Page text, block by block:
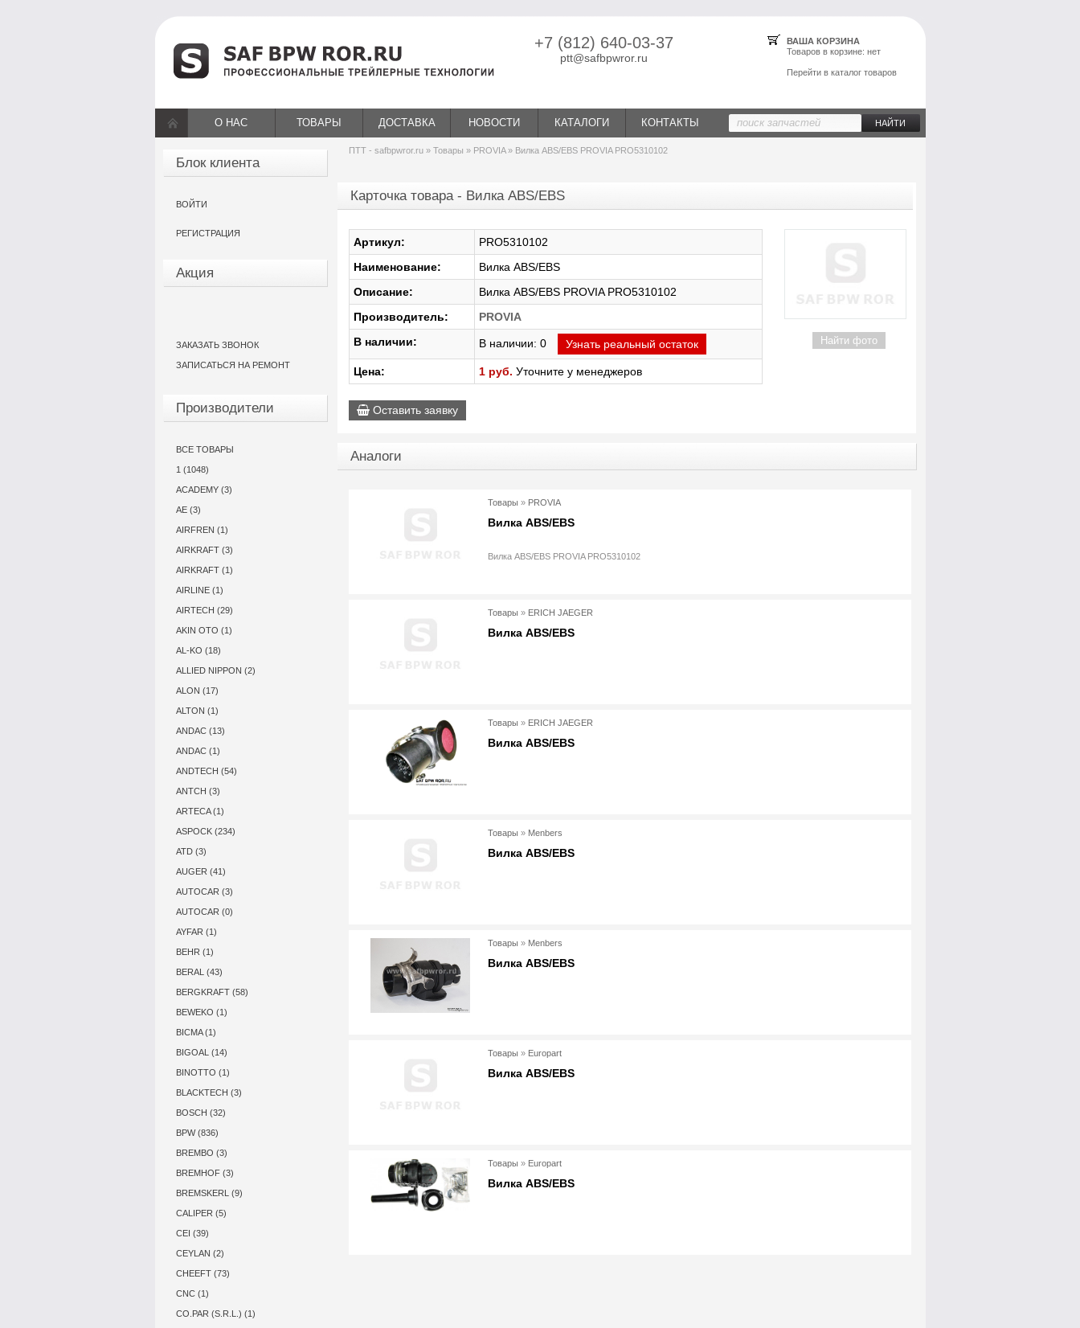
+7 (812) 640-03-37
ptt@safbpwror.ru
ВАША КОРЗИНА
Товаров в корзине: нет
Перейти в каталог товаров
О НАС ТОВАРЫ ДОСТАВКА НОВОСТИ КАТАЛОГИ КОНТАКТЫ
Блок клиента
ВОЙТИ
РЕГИСТРАЦИЯ
Акция
ЗАКАЗАТЬ ЗВОНОК
ЗАПИСАТЬСЯ НА РЕМОНТ
Производители
ВСЕ ТОВАРЫ
1 (1048)
ACADEMY (3)
AE (3)
AIRFREN (1)
AIRKRAFT (3)
AIRKRAFT (1)
AIRLINE (1)
AIRTECH (29)
AKIN OTO (1)
AL-KO (18)
ALLIED NIPPON (2)
ALON (17)
ALTON (1)
ANDAC (13)
ANDAC (1)
ANDTECH (54)
ANTCH (3)
ARTECA (1)
ASPOCK (234)
ATD (3)
AUGER (41)
AUTOCAR (3)
AUTOCAR (0)
AYFAR (1)
BEHR (1)
BERAL (43)
BERGKRAFT (58)
BEWEKO (1)
BICMA (1)
BIGOAL (14)
BINOTTO (1)
BLACKTECH (3)
BOSCH (32)
BPW (836)
BREMBO (3)
BREMHOF (3)
BREMSKERL (9)
CALIPER (5)
CEI (39)
CEYLAN (2)
CHEEFT (73)
CNC (1)
CO.PAR (S.R.L.) (1)
ПТТ - safbpwror.ru» Товары » PROVIA» Вилка ABS/EBS PROVIA PRO5310102
Карточка товара - Вилка ABS/EBS
Артикул:
PRO5310102
Наименование:
Вилка ABS/EBS
Описание:
Вилка ABS/EBS PROVIA PRO5310102
Производитель:
PROVIA
В наличии:
В наличии: 0 Узнать реальный остаток
Цена: 1 руб. Уточните у менеджеров
Оставить заявку
Найти фото
Аналоги
Товары » PROVIA
Вилка ABS/EBS
Вилка ABS/EBS PROVIA PRO5310102
Товары » ERICH JAEGER
Вилка ABS/EBS
Товары » ERICH JAEGER
Вилка ABS/EBS
Товары » Menbers
Вилка ABS/EBS
Товары » Menbers
Вилка ABS/EBS
Товары » Europart
Вилка ABS/EBS
Товары » Europart
Вилка ABS/EBS